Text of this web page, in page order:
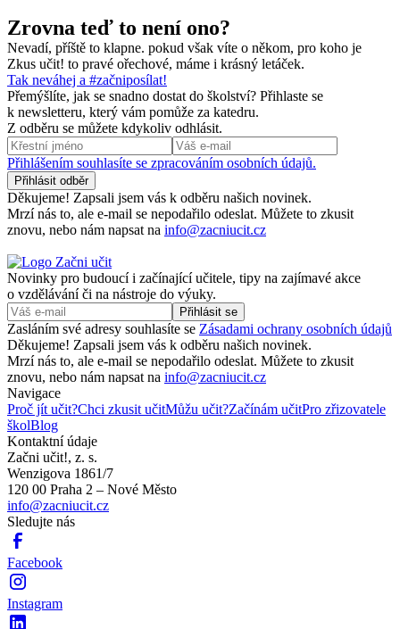
Zrovna teď to není ono?
Nevadí, příště to klapne. pokud však víte o někom, pro koho je
Zkus učit! to pravé ořechové, máme i krásný letáček.
Tak neváhej a #začniposílat!
Přemýšlíte, jak se snadno dostat do školství? Přihlaste se
k newsletteru, který vám pomůže za katedru.
Z odběru se můžete kdykoliv odhlásit.
Přihlášením souhlasíte se zpracováním osobních údajů.
Děkujeme! Zapsali jsem vás k odběru našich novinek.
Mrzí nás to, ale e-mail se nepodařilo odeslat. Můžete to zkusit
znovu, nebo nám napsat na info@zacniucit.cz
Novinky pro budoucí i začínající učitele, tipy na zajímavé akce
o vzdělávání či na nástroje do výuky.
Zasláním své adresy souhlasíte se Zásadami ochrany osobních údajů
Děkujeme! Zapsali jsem vás k odběru našich novinek.
Mrzí nás to, ale e-mail se nepodařilo odeslat. Můžete to zkusit
znovu, nebo nám napsat na info@zacniucit.cz
Navigace
Proč jít učit?Chci zkusit učitMůžu učit?Začínám učitPro zřizovatele
školBlog
Kontaktní údaje
Začni učit!, z. s.
Wenzigova 1861/7
120 00 Praha 2 – Nové Město
info@zacniucit.cz
Sledujte nás
Facebook
Instagram